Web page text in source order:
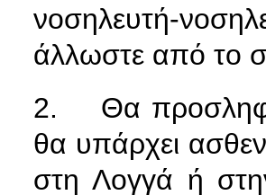
νοσηλευτή-
άλλωστε από το
2. Θα
θα υπάρχει
στη Λογγά ή